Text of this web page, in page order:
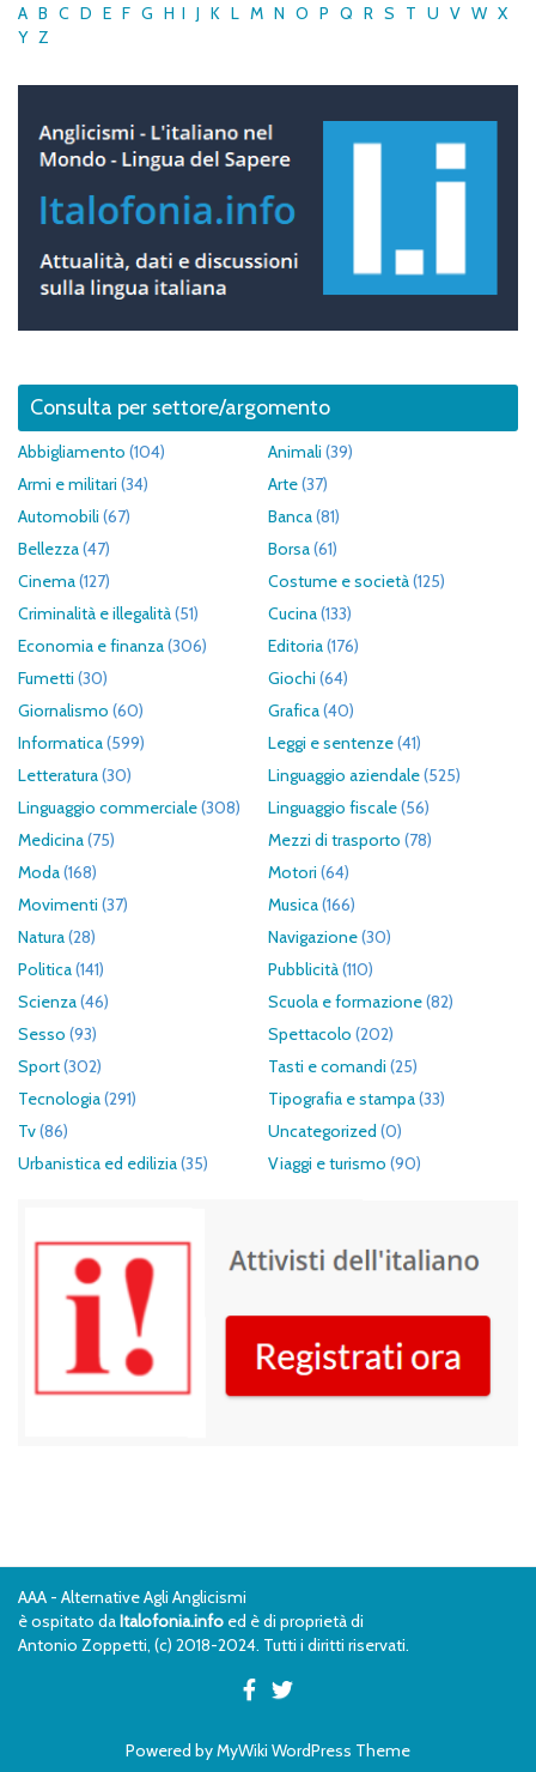
A B C D E F G H I J K L M N O P Q R S T U V W X
Y Z
Consulta per settore/argomento
Abbigliamento (104) Animali (39)
Armi e militari (34) Arte(37)
Automobili (67) Banca(81)
Bellezza(47) Borsa(61)
Cinema(127) Costume e società(125)
Criminalità e illegalità(51) Cucina(133)
Economia e finanza(306) Editoria(176)
Fumetti (30) Giochi (64)
Giornalismo (60) Grafica(40)
Informatica(599) Leggi e sentenze(41)
Letteratura(30) Linguaggio aziendale(525)
Linguaggio commerciale(308) Linguaggio fiscale(56)
Medicina(75) Mezzi di trasporto (78)
Moda(168) Motori (64)
Movimenti (37) Musica(166)
Natura(28) Navigazione(30)
Politica(141) Pubblicità(110)
Scienza(46) Scuola e formazione(82)
Sesso (93) Spettacolo (202)
Sport(302) Tasti e comandi (25)
Tecnologia(291) Tipografia e stampa(33)
Tv(86) Uncategorized (0)
Urbanistica ed edilizia(35) Viaggi e turismo (90)
AAA - Alternative Agli Anglicismi
è ospitato daItalofonia.info ed è di proprietà di
Antonio Zoppetti, (c) 2018-2024. Tutti i diritti riservati.
Powered byMyWiki WordPress Theme